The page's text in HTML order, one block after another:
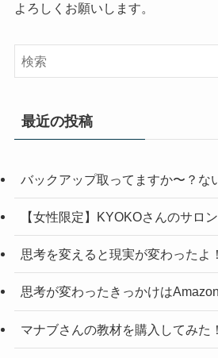
よろしくお願いします。
最近の投稿
バックアップ取ってますか〜？な
【女性限定】KYOKOさんのサロ
思考を変えると現実が変わったよ！
思考が変わったきっかけは
マナブさんの教材を購入してみた